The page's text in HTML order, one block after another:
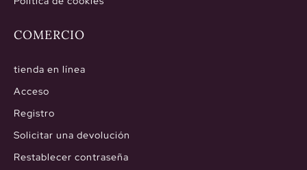
COMERCIO
tienda en línea
Acceso
Registro
Solicitar una devolución
Restablecer contraseña